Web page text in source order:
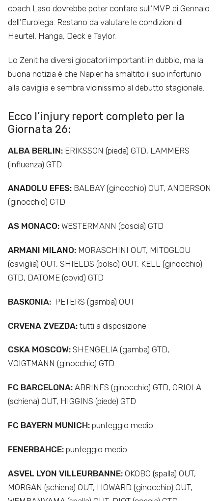
coach Laso dovrebbe poter contare sull’MVP di Gennaio
dell’Eurolega. Restano da valutare le condizioni di
Heurtel, Hanga, Deck e Taylor.
Lo Zenit ha diversi giocatori importanti in dubbio, ma la
buona notizia è che Napier ha smaltito il suo infortunio
alla caviglia e sembra vicinissimo al debutto stagionale.
Ecco l’injury report completo per la
Giornata 26:
ALBA BERLIN: ERIKSSON (piede) GTD, LAMMERS
(influenza) GTD
ANADOLU EFES: BALBAY (ginocchio) OUT, ANDERSON
(ginocchio) GTD
AS MONACO: WESTERMANN (coscia) GTD
ARMANI MILANO: MORASCHINI OUT, MITOGLOU
(caviglia) OUT, SHIELDS (polso) OUT, KELL (ginocchio)
GTD, DATOME (covid) GTD
BASKONIA: PETERS (gamba) OUT
CRVENA ZVEZDA: tutti a disposizione
CSKA MOSCOW: SHENGELIA (gamba) GTD,
VOIGTMANN (ginocchio) GTD
FC BARCELONA: ABRINES (ginocchio) GTD, ORIOLA
(schiena) OUT, HIGGINS (piede) GTD
FC BAYERN MUNICH: punteggio medio
FENERBAHCE: punteggio medio
ASVEL LYON VILLEURBANNE: OKOBO (spalla) OUT,
MORGAN (schiena) OUT, HOWARD (ginocchio) OUT,